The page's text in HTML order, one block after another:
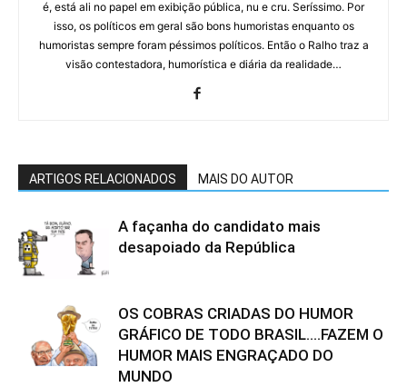
é, está ali no papel em exibição pública, nu e cru. Seríssimo. Por
isso, os políticos em geral são bons humoristas enquanto os
humoristas sempre foram péssimos políticos. Então o Ralho traz a
visão contestadora, humorística e diária da realidade…
ARTIGOS RELACIONADOS MAIS DO AUTOR
A façanha do candidato mais
desapoiado da República
OS COBRAS CRIADAS DO HUMOR
GRÁFICO DE TODO BRASIL….FAZEM O
HUMOR MAIS ENGRAÇADO DO
MUNDO